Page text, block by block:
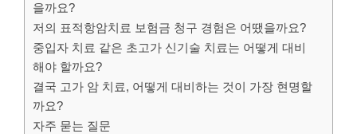
을까요?
저의 표적항암치료 보험금 청구 경험은 어땠을까요?
중입자 치료 같은 초고가 신기술 치료는 어떻게 대비
해야 할까요?
결국 고가 암 치료, 어떻게 대비하는 것이 가장 현명할
까요?
자주 묻는 질문